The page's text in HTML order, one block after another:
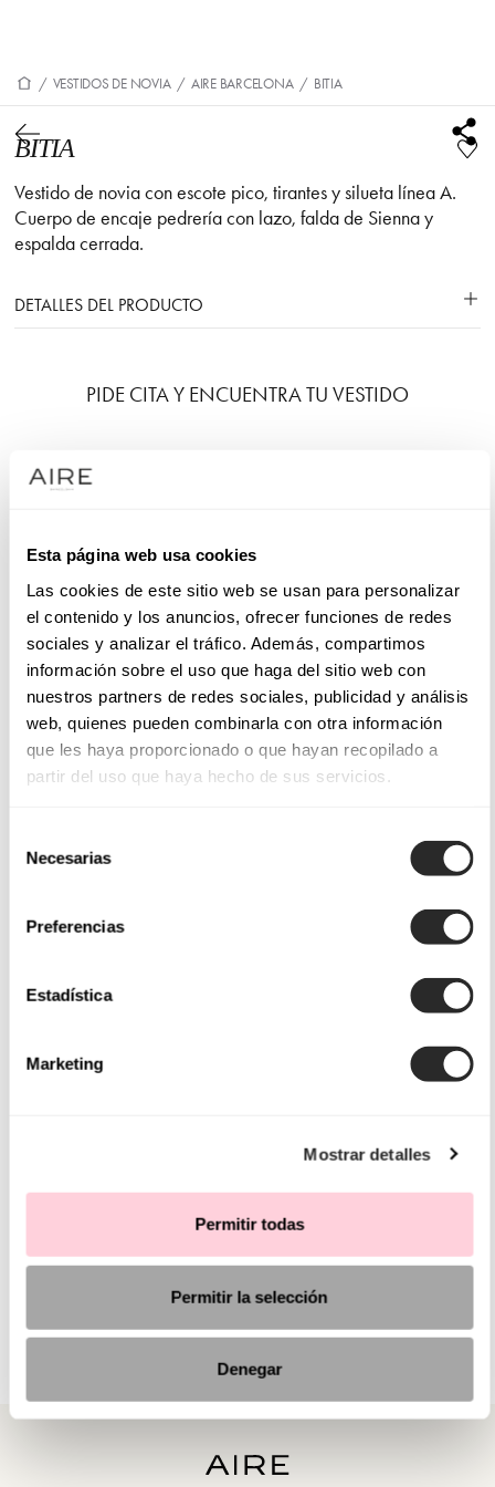
Esta página web usa cookies
Las cookies de este sitio web se usan para personalizar
el contenido y los anuncios, ofrecer funciones de redes
sociales y analizar el tráfico. Además, compartimos
información sobre el uso que haga del sitio web con
nuestros partners de redes sociales, publicidad y análisis
web, quienes pueden combinarla con otra información
que les haya proporcionado o que hayan recopilado a
partir del uso que haya hecho de sus servicios.
Necesarias
Preferencias
Estadística
Marketing
Mostrar detalles
Permitir todas
Permitir la selección
Denegar
/ VESTIDOS DE NOVIA / AIRE BARCELONA / BITIA
BITIA
Vestido de novia con escote pico, tirantes y silueta línea A.
Cuerpo de encaje pedrería con lazo, falda de Sienna y
espalda cerrada.
DETALLES DEL PRODUCTO
PIDE CITA Y ENCUENTRA TU VESTIDO